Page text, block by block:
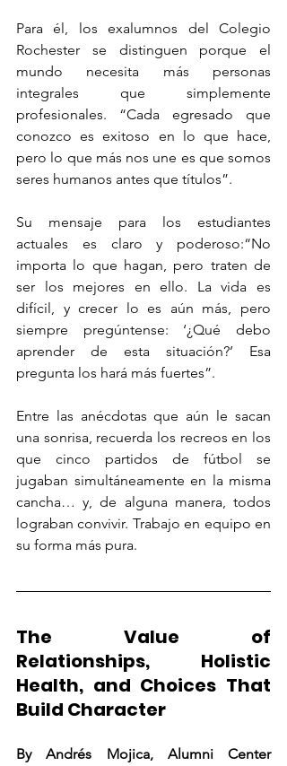
Para él, los exalumnos del Colegio
Rochester se distinguen porque el
mundo necesita más personas
integrales que simplemente
profesionales. “Cada egresado que
conozco es exitoso en lo que hace,
pero lo que más nos une es que somos
seres humanos antes que títulos”.
Su mensaje para los estudiantes
actuales es claro y poderoso:“No
importa lo que hagan, pero traten de
ser los mejores en ello. La vida es
difícil, y crecer lo es aún más, pero
siempre pregúntense: ‘¿Qué debo
aprender de esta situación?’ Esa
pregunta los hará más fuertes”.
Entre las anécdotas que aún le sacan
una sonrisa, recuerda los recreos en los
que cinco partidos de fútbol se
jugaban simultáneamente en la misma
cancha… y, de alguna manera, todos
lograban convivir. Trabajo en equipo en
su forma más pura.
The Value of
Relationships, Holistic
Health, and Choices That
Build Character
By Andrés Mojica, Alumni Center